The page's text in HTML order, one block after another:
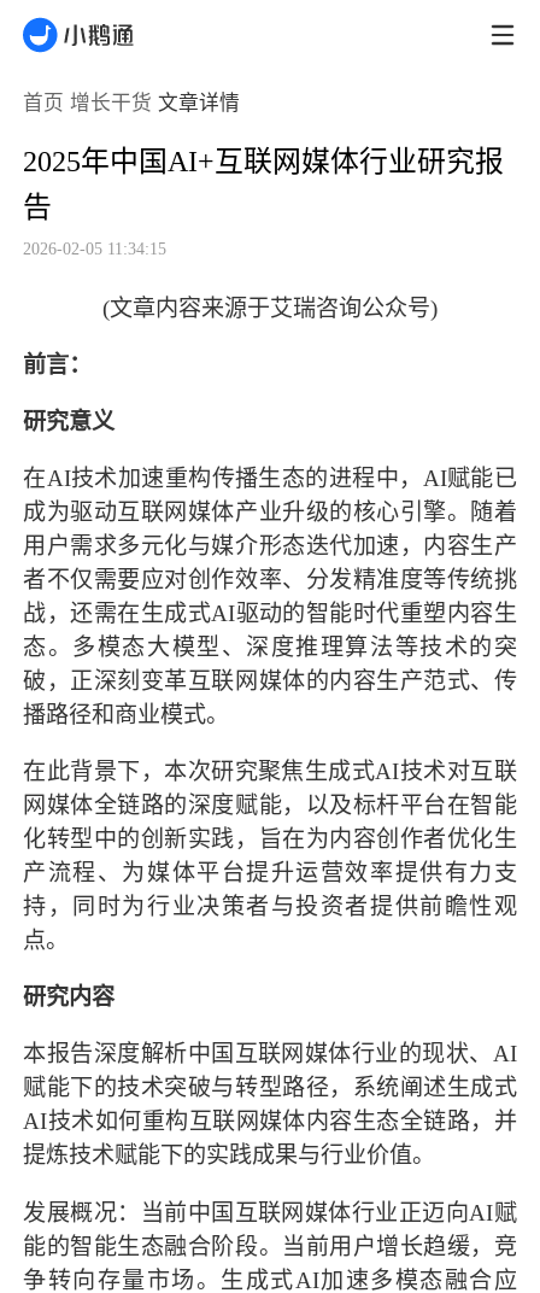
首页 增长干货 文章详情
2025年中国AI+互联网媒体行业研究报
告
2026-02-05 11:34:15
(文章内容来源于艾瑞咨询公众号)
前言：
研究意义
在AI技术加速重构传播生态的进程中，AI赋能已
成为驱动互联网媒体产业升级的核心引擎。随着
用户需求多元化与媒介形态迭代加速，内容生产
者不仅需要应对创作效率、分发精准度等传统挑
战，还需在生成式AI驱动的智能时代重塑内容生
态。多模态大模型、深度推理算法等技术的突
破，正深刻变革互联网媒体的内容生产范式、传
播路径和商业模式。
在此背景下，本次研究聚焦生成式AI技术对互联
网媒体全链路的深度赋能，以及标杆平台在智能
化转型中的创新实践，旨在为内容创作者优化生
产流程、为媒体平台提升运营效率提供有力支
持，同时为行业决策者与投资者提供前瞻性观
点。
研究内容
本报告深度解析中国互联网媒体行业的现状、AI
赋能下的技术突破与转型路径，系统阐述生成式
AI技术如何重构互联网媒体内容生态全链路，并
提炼技术赋能下的实践成果与行业价值。
发展概况：当前中国互联网媒体行业正迈向AI赋
能的智能生态融合阶段。当前用户增长趋缓，竞
争转向存量市场。生成式AI加速多模态融合应